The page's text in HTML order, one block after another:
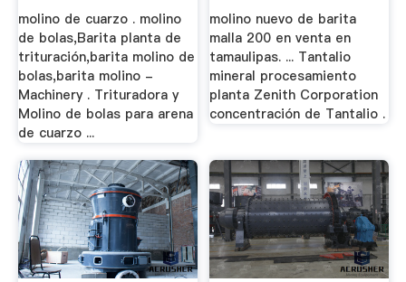
molino de cuarzo . molino
de bolas,Barita planta de
trituración,barita molino de
bolas,barita molino -
Machinery . Trituradora y
Molino de bolas para arena
de cuarzo ...
molino nuevo de barita
malla 200 en venta en
tamaulipas. ... Tantalio
mineral procesamiento
planta Zenith Corporation
concentración de Tantalio .